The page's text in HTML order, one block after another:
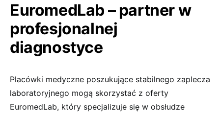
EuromedLab – partner w
profesjonalnej
diagnostyce
Placówki medyczne poszukujące stabilnego zaplecza
laboratoryjnego mogą skorzystać z oferty
EuromedLab, który specjalizuje się w obsłudze